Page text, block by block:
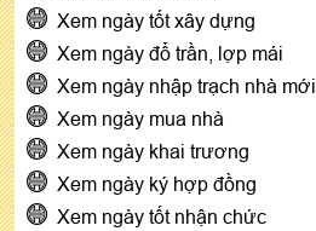
Xem ngày tốt xây dựng
Xem ngày đổ trần, lợp mái
Xem ngày nhập trạch nhà mới
Xem ngày mua nhà
Xem ngày khai trương
Xem ngày ký hợp đồng
Xem ngày tốt nhận chức